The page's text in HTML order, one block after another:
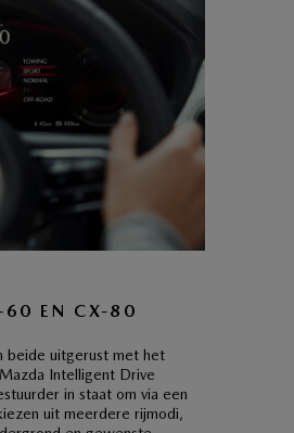
60 EN CX-80
beide uitgerust met het
Intelligent Drive
in staat om via een
uit meerdere rijmodi,